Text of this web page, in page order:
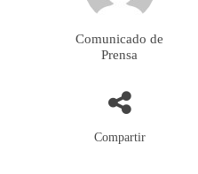
Comunicado de
Prensa
Compartir